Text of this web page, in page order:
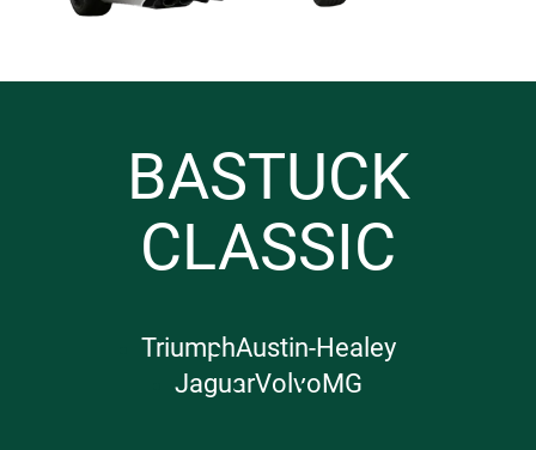
BASTUCK
CLASSIC
TriumphAustin-Healey
JaguarVolvoMG